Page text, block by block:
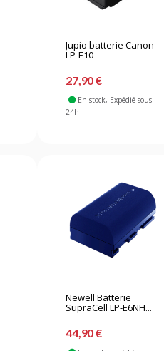
Jupio batterie Canon
LP-E10
27,90 €
En stock, Expédié sous
24h
Newell Batterie
SupraCell LP-E6NH...
44,90 €